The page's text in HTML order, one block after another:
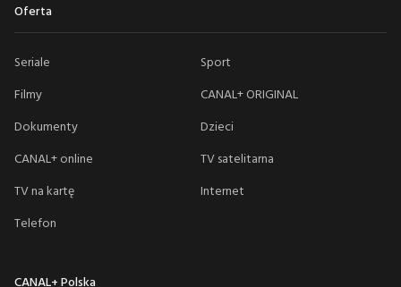
Oferta
Seriale
Sport
Filmy
CANAL+ ORIGINAL
Dokumenty
Dzieci
CANAL+ online
TV satelitarna
TV na kartę
Internet
Telefon
CANAL+ Polska